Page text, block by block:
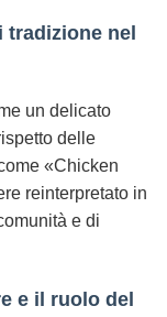
nel
un delicato
delle
«Chicken
reinterpretato in
e di
e il ruolo del